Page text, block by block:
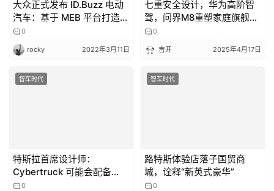
大众正式发布 ID.Buzz 电动
汽车：基于 MEB 平台打造，
搭载 81kWh 电池组
0
rocky 2022年3月11日
七重安全设计，华为高阶智
驾，问界M8重塑家庭旗舰
SUV新格局
0
吉开 2025年4月17日
智车时代
特斯拉首席设计师：
Cybertruck 可能会配备
Yoke 方向盘
0
智车时代
路特斯体验店落子国贸商
城，诠释“新英式豪华”
0